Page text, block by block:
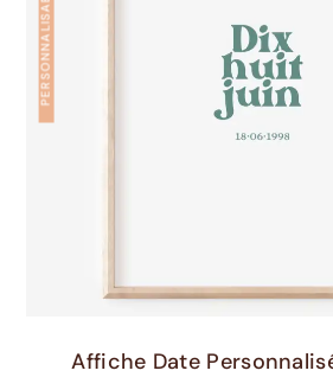
PERSONNALISABLE
Choix Des
Affiche Date